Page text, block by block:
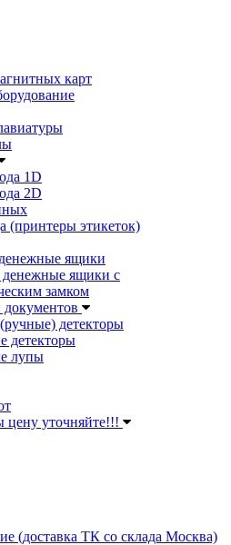
карт
1D
2D
(принтеры этикеток)
ящики
ящики с
замком
детекторы
детекторы
лупы
цену уточняйте!!!
(доставка ТК со склада Москва)